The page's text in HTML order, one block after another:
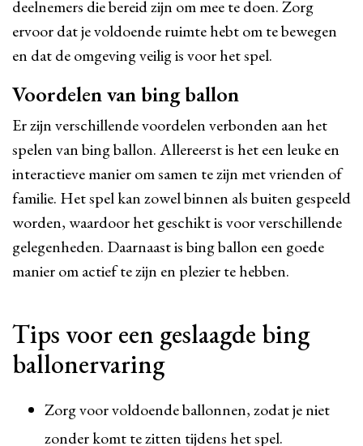
deelnemers die bereid zijn om mee te doen. Zorg
ervoor dat je voldoende ruimte hebt om te bewegen
en dat de omgeving veilig is voor het spel.
Voordelen van bing ballon
Er zijn verschillende voordelen verbonden aan het
spelen van bing ballon. Allereerst is het een leuke en
interactieve manier om samen te zijn met vrienden of
familie. Het spel kan zowel binnen als buiten gespeeld
worden, waardoor het geschikt is voor verschillende
gelegenheden. Daarnaast is bing ballon een goede
manier om actief te zijn en plezier te hebben.
Tips voor een geslaagde bing
ballonervaring
Zorg voor voldoende ballonnen, zodat je niet
zonder komt te zitten tijdens het spel.